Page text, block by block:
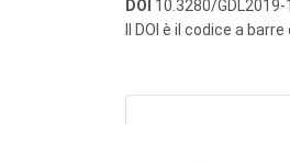
DOI 10.3280/GDL2019-
Il DOI è il codice a